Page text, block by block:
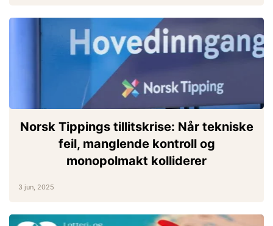
Norsk Tippings tillitskrise: Når tekniske
feil, manglende kontroll og
monopolmakt kolliderer
3 jun, 2025